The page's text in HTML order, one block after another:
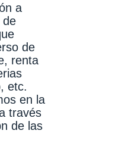
a
de
de
renta
etc.
en la
través
de las